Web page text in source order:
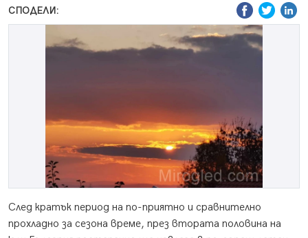
СПОДЕЛИ:
След кратък период на по-приятно и сравнително
прохладно за сезона време, през втората половина на